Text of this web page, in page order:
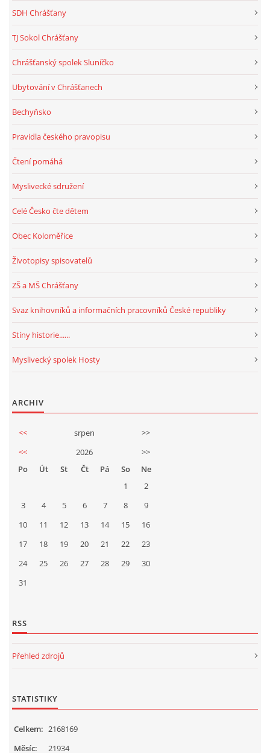
SDH Chrášťany
TJ Sokol Chrášťany
Chrášťanský spolek Sluníčko
Ubytování v Chrášťanech
Bechyňsko
Pravidla českého pravopisu
Čtení pomáhá
Myslivecké sdružení
Celé Česko čte dětem
Obec Koloměřice
Životopisy spisovatelů
ZŠ a MŠ Chrášťany
Svaz knihovníků a informačních pracovníků České republiky
Stíny historie......
Myslivecký spolek Hosty
ARCHIV
<< srpen
>>
<<
2026
>>
Po
Út St Čt Pá So
Ne
1
2
3
4 5 6 7 8
9
10
11 12 13 14 15
16
17
18 19 20 21 22
23
24
25 26 27 28 29
30
31
RSS
Přehled zdrojů
STATISTIKY
Celkem: 2168169
Měsíc:
21934